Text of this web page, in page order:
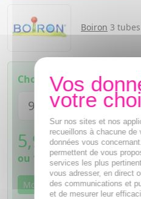
Boiron 3 tubes
Choisissez votre modèle :
5,99€ TTC
ou 1,50€si 4 fois sans
Momentanément
Sur nos sites et nos
recueillons à chacune de
données vous
permettent de vous
services les plus
vous adresser, en direct
des communications et
et de mesurer leur